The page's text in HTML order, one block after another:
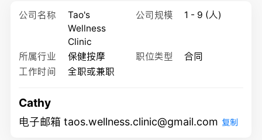
公司名称
Tao's
Wellness
Clinic
公司规模 1 - 9 (人)
所属行业 保健按摩 职位类型
合同
工作时间
全职或兼职
Cathy
电子邮箱 taos.wellness.clinic@gmail.com 复制